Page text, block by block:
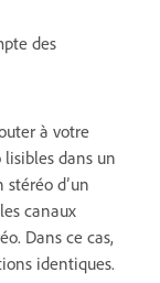
des
à votre
dans un
d’un
canaux
Dans ce cas,
identiques.